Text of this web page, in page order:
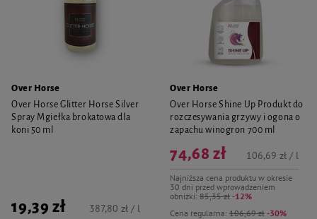
Over Horse
Over Horse Glitter Horse Silver
Spray Mgiełka brokatowa dla
koni 50 ml
19,39 zł 387,80 zł / l
Over Horse
Over Horse Shine Up Produkt do
rozczesywania grzywy i ogona o
zapachu winogron 700 ml
Cena regularna: 106,69 zł -30%
74,68 zł
Najniższa cena produktu w okresie
30 dni przed wprowadzeniem
obniżki: 85,35 zł -12%
106,69 zł / l